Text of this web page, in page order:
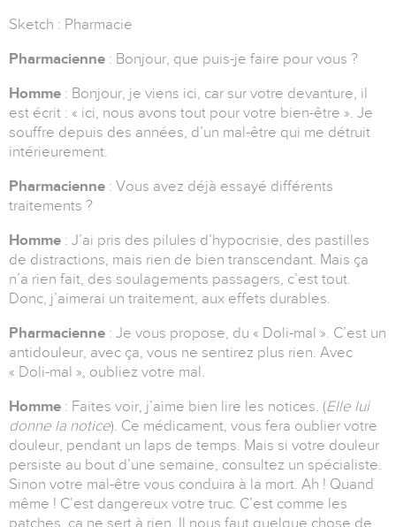
Sketch : Pharmacie
Pharmacienne : Bonjour, que puis-je faire pour vous ?
Homme : Bonjour, je viens ici, car sur votre devanture, il
est écrit : « ici, nous avons tout pour votre bien-être ». Je
souffre depuis des années, d’un mal-être qui me détruit
intérieurement.
Pharmacienne : Vous avez déjà essayé différents
traitements ?
Homme : J’ai pris des pilules d’hypocrisie, des pastilles
de distractions, mais rien de bien transcendant. Mais ça
n’a rien fait, des soulagements passagers, c’est tout.
Donc, j’aimerai un traitement, aux effets durables.
Pharmacienne : Je vous propose, du « Doli-mal ». C’est un
antidouleur, avec ça, vous ne sentirez plus rien. Avec
« Doli-mal », oubliez votre mal.
Homme : Faites voir, j’aime bien lire les notices. (Elle lui
donne la notice). Ce médicament, vous fera oublier votre
douleur, pendant un laps de temps. Mais si votre douleur
persiste au bout d’une semaine, consultez un spécialiste.
Sinon votre mal-être vous conduira à la mort. Ah ! Quand
même ! C’est dangereux votre truc. C’est comme les
patches, ça ne sert à rien. Il nous faut quelque chose de